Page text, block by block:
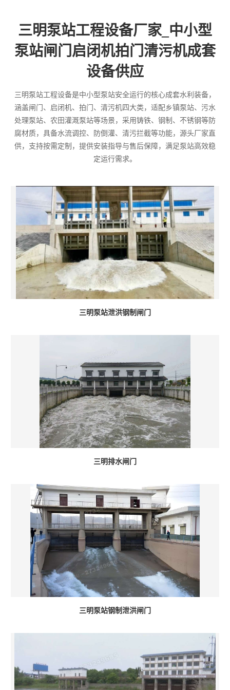
三明泵站工程设备厂家_中小型
泵站闸门启闭机拍门清污机成套
设备供应
三明泵站工程设备是中小型泵站安全运行的核心成套水利装备，
涵盖闸门、启闭机、拍门、清污机四大类，适配乡镇泵站、污水
处理泵站、农田灌溉泵站等场景，采用铸铁、钢制、不锈钢等防
腐材质，具备水流调控、防倒灌、清污拦截等功能，源头厂家直
供，支持按需定制，提供安装指导与售后保障，满足泵站高效稳
定运行需求。
三明泵站泄洪钢制闸门
三明排水闸门
三明泵站钢制泄洪闸门